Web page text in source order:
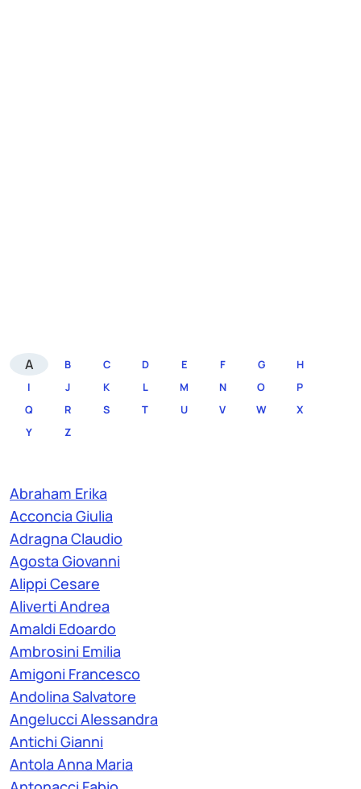
A B C D E F G
H
I
J K L M N O
P
Q
R S T U V W
X
Y
Z
Abraham Erika
Acconcia Giulia
Adragna Claudio
Agosta Giovanni
Alippi Cesare
Aliverti Andrea
Amaldi Edoardo
Ambrosini Emilia
Amigoni Francesco
Andolina Salvatore
Angelucci Alessandra
Antichi Gianni
Antola Anna Maria